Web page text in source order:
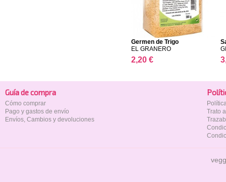
Germen de Trigo
EL GRANERO
2,20 €
Guía de compra
Cómo comprar
Pago y gastos de envío
Envíos, Cambios y devoluciones
Trato